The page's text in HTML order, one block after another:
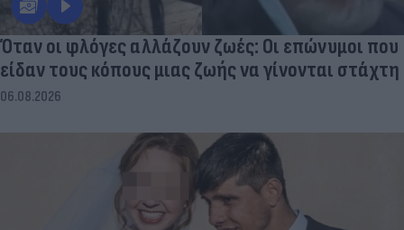
Όταν οι φλόγες αλλάζουν ζωές: Οι επώνυμοι που
είδαν τους κόπους μιας ζωής να γίνονται στάχτη
06.08.2026